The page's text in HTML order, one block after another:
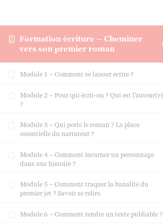
Formation écriture – Cheminer
vers son premier roman
Module 1 – Comment se laisser écrire ?
Module 2 – Pour qui écrit-on ? Qui est l’auteur(e)
?
Module 3 – Qui porte le roman ? La place
essentielle du narrateur ?
Module 4 – Comment incarner un personnage
dans une histoire ?
Module 5 – Comment traquer la banalité du
premier jet ? Savoir se relire.
Module 6 – Comment rendre un texte publiable ?